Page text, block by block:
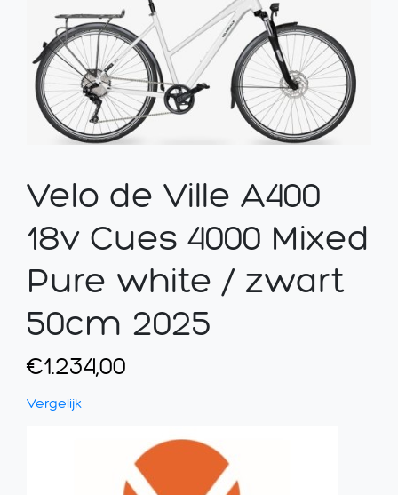
Velo de Ville A400
18v Cues 4000 Mixed
Pure white / zwart
50cm 2025
€1.234,00
Vergelijk